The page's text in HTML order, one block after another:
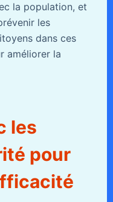
la population, et
les
dans ces
améliorer la
les
pour